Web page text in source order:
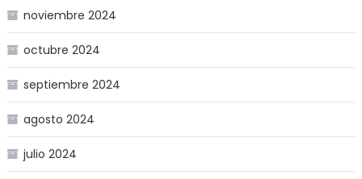
noviembre 2024
octubre 2024
septiembre 2024
agosto 2024
julio 2024